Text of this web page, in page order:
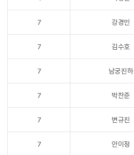
7 강경민
7 김수호
7 남궁진하
7 박찬준
7 변규진
7 안이정